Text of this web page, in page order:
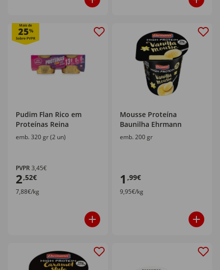
Mais de
25%
Pudim Flan Rico em
Proteínas Reina
emb. 320 gr (2 un)
PVPR3,45€
2,52€
7,88€/kg
Mousse Proteína
Baunilha Ehrmann
emb. 200 gr
1 ,99€
9,95€/kg